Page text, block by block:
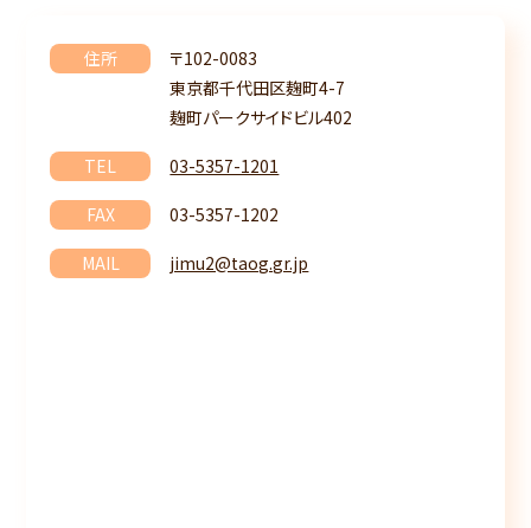
住所
〒102-0083
東京都千代田区麹町4-7
麹町パークサイドビル402
TEL 03-5357-1201
FAX 03-5357-1202
MAIL jimu2@taog.gr.jp